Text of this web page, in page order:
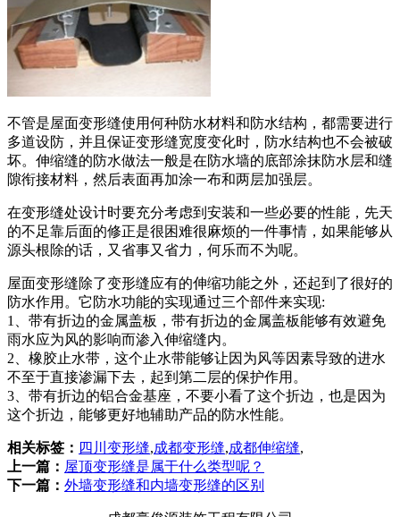
不管是屋面变形缝使用何种防水材料和防水结构，都需要进行
多道设防，并且保证变形缝宽度变化时，防水结构也不会被破
坏。伸缩缝的防水做法一般是在防水墙的底部涂抹防水层和缝
隙衔接材料，然后表面再加涂一布和两层加强层。
在变形缝处设计时要充分考虑到安装和一些必要的性能，先天
的不足靠后面的修正是很困难很麻烦的一件事情，如果能够从
源头根除的话，又省事又省力，何乐而不为呢。
屋面变形缝除了变形缝应有的伸缩功能之外，还起到了很好的
防水作用。它防水功能的实现通过三个部件来实现:
1、带有折边的金属盖板，带有折边的金属盖板能够有效避免
雨水应为风的影响而渗入伸缩缝内。
2、橡胶止水带，这个止水带能够让因为风等因素导致的进水
不至于直接渗漏下去，起到第二层的保护作用。
3、带有折边的铝合金基座，不要小看了这个折边，也是因为
这个折边，能够更好地辅助产品的防水性能。
相关标签： 四川变形缝,成都变形缝,成都伸缩缝,
上一篇： 屋顶变形缝是属于什么类型呢？
下一篇： 外墙变形缝和内墙变形缝的区别